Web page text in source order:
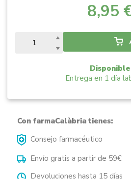
8,95
Disponible
Entrega en 1 día
Con farmaCalàbria tienes:
Consejo farmacéutico
Envío gratis a partir de 59€
Devoluciones hasta 15 días